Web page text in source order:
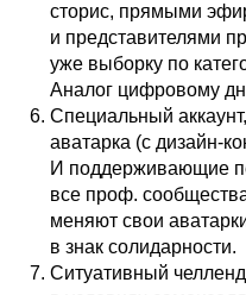
сторис, прямыми
и представителями
уже выборку по
Аналог цифровому
Специальный
аватарка (с дизайн-
И поддерживающие
все проф.
меняют свои
в знак солидарности.
Ситуативный